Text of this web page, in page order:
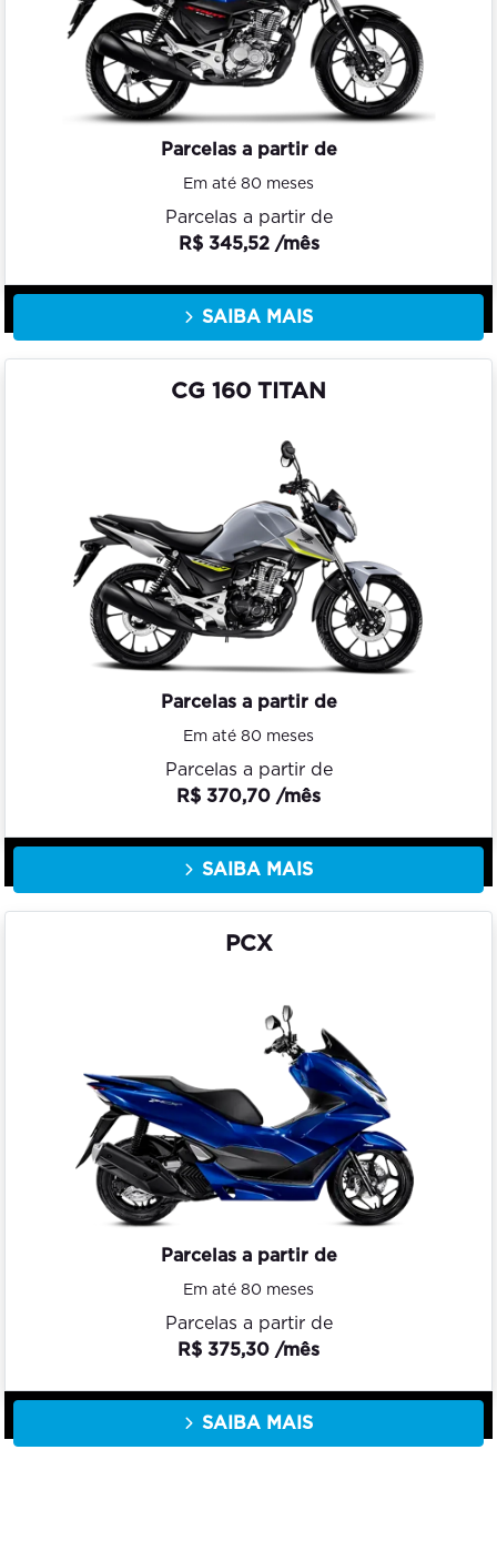
Parcelas a partir de
Em até 80 meses
Parcelas a partir de
R$ 345,52 /mês
SAIBA MAIS
CG 160 TITAN
Parcelas a partir de
Em até 80 meses
Parcelas a partir de
R$ 370,70 /mês
SAIBA MAIS
PCX
Parcelas a partir de
Em até 80 meses
Parcelas a partir de
R$ 375,30 /mês
SAIBA MAIS